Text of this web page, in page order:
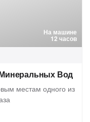
На машине
12 часов
Вод
местам одного из